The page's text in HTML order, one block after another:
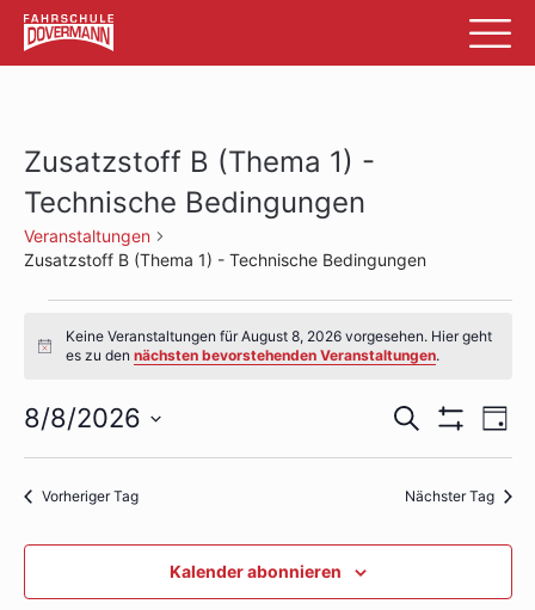
Zusatzstoff B (Thema 1) -
Technische Bedingungen
Veranstaltungen
Zusatzstoff B (Thema 1) - Technische Bedingungen
Veranstaltungen
für
August
8,
2026
Hinweis
Keine Veranstaltungen für August 8, 2026 vorgesehen. Hier geht
es zu dennächsten bevorstehenden Veranstaltungen.
Suche
und
Suche
Anzeigen
Tag
8/8/2026
Vorheriger Tag Nächster Tag
Kalender abonnieren